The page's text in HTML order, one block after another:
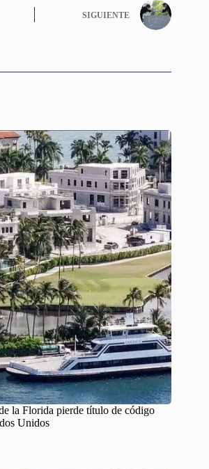
SIGUIENTE
la Florida pierde título de código
Unidos